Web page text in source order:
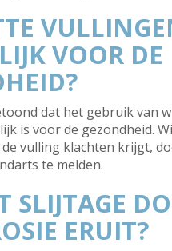
VOOR DE
dat het gebruik van
is voor de gezondheid.
vulling klachten krijgt,
te melden.
SLIJTAGE
ERUIT?